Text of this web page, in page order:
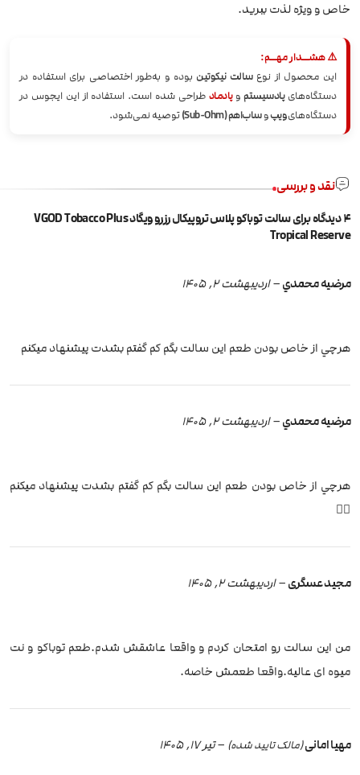
خاص و ویژه لذت ببرید.
⚠️ هشــدار مهــم:
این محصول از نوعسالت نیکوتین بوده و به‌طور اختصاصی برای استفاده در
دستگاه‌هایپادسیستموپادماد طراحی شده است. استفاده از این ایجوس در
دستگاه‌هایویپوساب‌اهم (Sub-Ohm) توصیه نمی‌شود.
نقد و بررسی
4 دیدگاه برای
سالت توباکو پلاس تروپیکال رزرو ویگاد VGOD Tobacco Plus
Tropical Reserve
مرضيه محمدي– اردیبهشت 2, 1405
هرچي از خاص بودن طعم اين سالت بگم كم گفتم بشدت پيشنهاد ميكنم
مرضيه محمدي– اردیبهشت 2, 1405
هرچي از خاص بودن طعم اين سالت بگم كم گفتم بشدت پيشنهاد ميكنم
👌🏽
مجید عسگری–اردیبهشت 2, 1405
من این سالت رو امتحان کردم و واقعا عاشقش شدم.طعم توباکو و نت
میوه ای عالیه.واقعا طعمش خاصه.
مهیا امانی(مالک تایید شده) –تیر 17, 1405